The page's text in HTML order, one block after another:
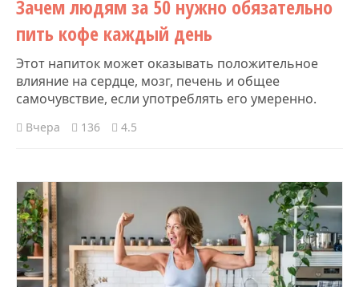
Зачем людям за 50 нужно обязательно
пить кофе каждый день
Этот напиток может оказывать положительное
влияние на сердце, мозг, печень и общее
самочувствие, если употреблять его умеренно.
Вчера 136 4.5